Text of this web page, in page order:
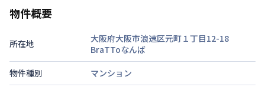
物件概要
所在地
大阪府大阪市浪速区元町１丁目12-18
BraTToなんば
物件種別
マンション